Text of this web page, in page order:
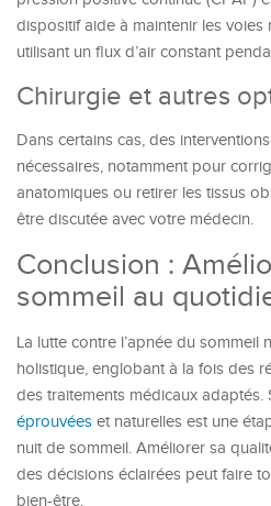
dispositif aide à maintenir les voies
utilisant un flux d’air constant
Chirurgie et autres
Dans certains cas, des
nécessaires, notamment pour
anatomiques ou retirer les tissus
être discutée avec votre médecin.
Conclusion :
sommeil au
La lutte contre l’apnée du sommeil
holistique, englobant à la fois des
des traitements médicaux adaptés.
éprouvées et naturelles est une
nuit de sommeil. Améliorer sa
des décisions éclairées peut faire
bien-être.